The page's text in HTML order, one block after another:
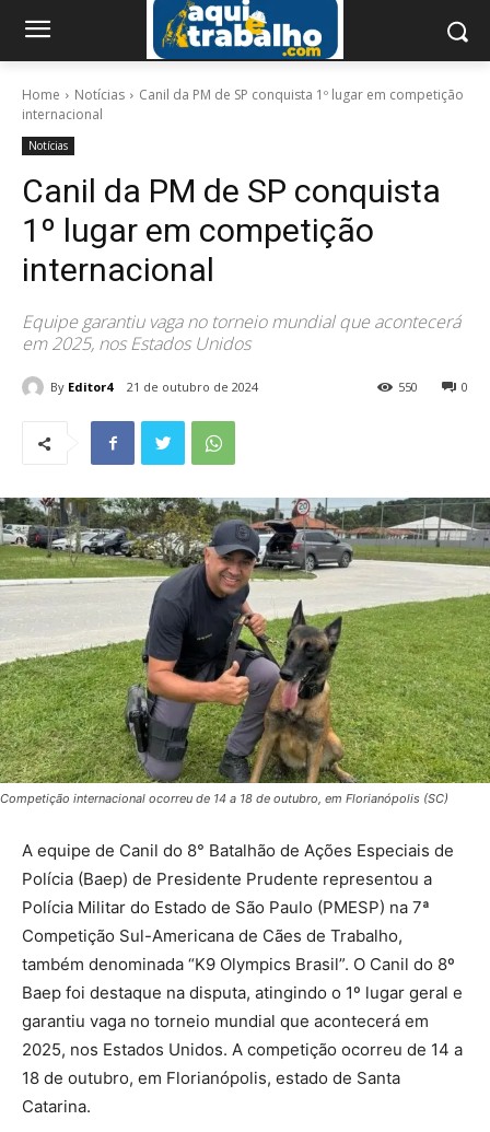
Home Notícias
Canil da PM de SP conquista 1º lugar em competição
internacional
Notícias
Canil da PM de SP conquista
1º lugar em competição
internacional
Equipe garantiu vaga no torneio mundial que acontecerá
em 2025, nos Estados Unidos
By Editor4 21 de outubro de 2024 0
550
Competição internacional ocorreu de 14 a 18 de outubro, em Florianópolis (SC)
A equipe de Canil do 8° Batalhão de Ações Especiais de
Polícia (Baep) de Presidente Prudente representou a
Polícia Militar do Estado de São Paulo (PMESP) na 7ª
Competição Sul-Americana de Cães de Trabalho,
também denominada “K9 Olympics Brasil”. O Canil do 8º
Baep foi destaque na disputa, atingindo o 1º lugar geral e
garantiu vaga no torneio mundial que acontecerá em
2025, nos Estados Unidos. A competição ocorreu de 14 a
18 de outubro, em Florianópolis, estado de Santa
Catarina.